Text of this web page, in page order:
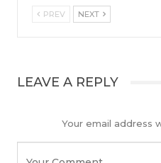
PREV NEXT
LEAVE A REPLY
Your email address